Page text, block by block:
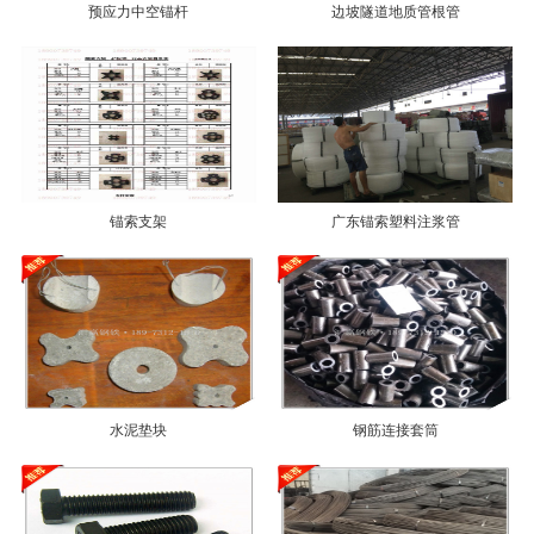
预应力中空锚杆 边坡隧道地质管根管
锚索支架 广东锚索塑料注浆管
水泥垫块 钢筋连接套筒